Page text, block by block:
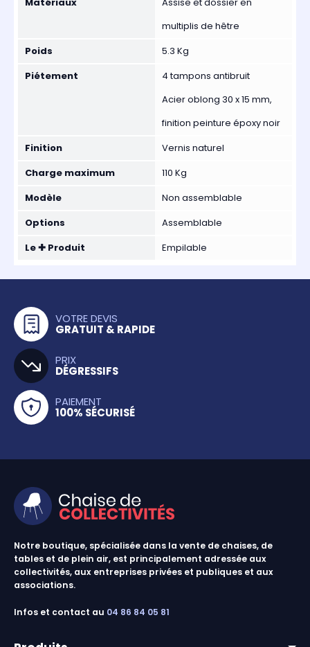
multiplis de hêtre
Poids
5.3 Kg
Piétement
4 tampons antibruit
Acier oblong 30 x 15 mm,
finition peinture époxy noir
Finition
Vernis naturel
Charge maximum
110 Kg
Modèle
Non assemblable
Options
Assemblable
Le ✚ Produit
Empilable
VOTRE DEVIS
GRATUIT & RAPIDE
PRIX
DÉGRESSIFS
PAIEMENT
100% SÉCURISÉ
Notre boutique, spécialisée dans la vente de chaises, de
tables et de plein air, est principalement adressée aux
collectivités, aux entreprises privées et publiques et aux
associations.
Infos et contact au 04 86 84 05 81